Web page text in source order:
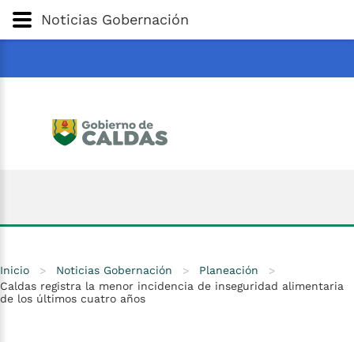
Gobernación de
Noticias Gobernación
Inicio > Noticias Gobernación > Planeación
>
Caldas registra la menor incidencia de inseguridad alimentaria
de los últimos cuatro años